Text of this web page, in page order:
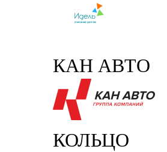
КАН АВТО
КОЛЬЦО